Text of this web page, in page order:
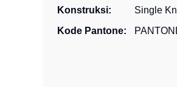
Konstruksi:
Single
Kode Pantone: